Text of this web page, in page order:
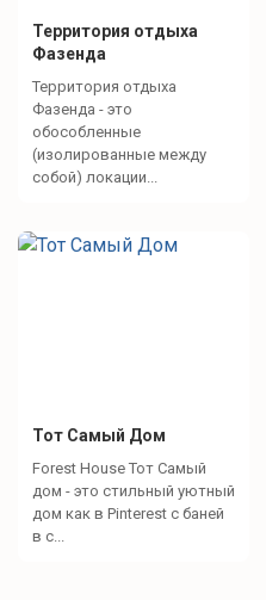
Территория отдыха
Фазенда
Территория отдыха
Фазенда - это
обособленные
(изолированные между
собой) локации...
Тот Самый Дом
Forest House Тот Самый
дом - это стильный уютный
дом как в Pinterest с баней
в с...